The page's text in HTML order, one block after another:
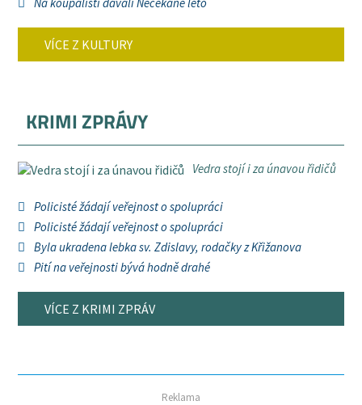
VÍCE Z KULTURY
KRIMI ZPRÁVY
Vedra stojí i za únavou řidičů
Policisté žádají veřejnost o spolupráci
Policisté žádají veřejnost o spolupráci
Byla ukradena lebka sv. Zdislavy, rodačky z Křižanova
Pití na veřejnosti bývá hodně drahé
VÍCE Z KRIMI ZPRÁV
Reklama